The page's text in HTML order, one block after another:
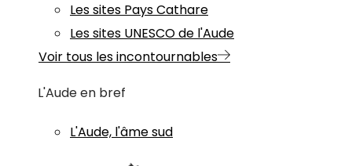
Les sites Pays Cathare
Les sites UNESCO de l'Aude
Voir tous les incontournables
L'Aude en bref
L'Aude, l'âme sud